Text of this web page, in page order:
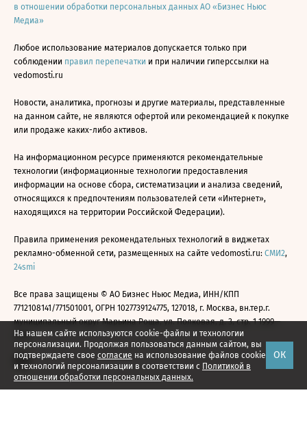
На нашем сайте используются cookie-файлы и технологии
персонализации. Продолжая пользоваться данным сайтом, вы
подтверждаете свое согласие на использование файлов cookie
и технологий персонализации в соответствии с Политикой в
отношении обработки персональных данных.
ОК
в отношении обработки персональных данных АО «Бизнес Ньюс
Медиа»
Любое использование материалов допускается только при
соблюдении правил перепечатки и при наличии гиперссылки на
vedomosti.ru
Новости, аналитика, прогнозы и другие материалы, представленные
на данном сайте, не являются офертой или рекомендацией к покупке
или продаже каких-либо активов.
На информационном ресурсе применяются рекомендательные
технологии (информационные технологии предоставления
информации на основе сбора, систематизации и анализа сведений,
относящихся к предпочтениям пользователей сети «Интернет»,
находящихся на территории Российской Федерации).
Правила применения рекомендательных технологий в виджетах
рекламно-обменной сети, размещенных на сайте vedomosti.ru: СМИ2,
24smi
Все права защищены © АО Бизнес Ньюс Медиа, ИНН/КПП
7712108141/771501001, ОГРН 1027739124775, 127018, г. Москва, вн.тер.г.
муниципальный округ Марьина Роща, ул. Полковая, д. 3, стр. 1 1999—
2026